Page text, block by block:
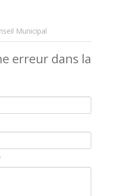
Municipal
erreur dans la